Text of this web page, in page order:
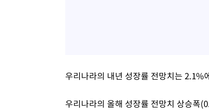
우리나라의 내년 성장률 전망치는 2.1%
우리나라의 올해 성장률 전망치 상승폭